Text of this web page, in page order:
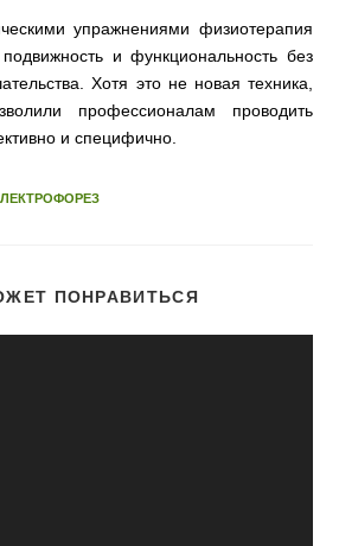
упражнениями физиотерапия
и функциональность без
Хотя это не новая техника,
профессионалам проводить
и специфично.
ПОНРАВИТЬСЯ